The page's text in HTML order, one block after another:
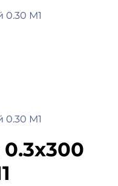
0.30 М1
0.30 М1